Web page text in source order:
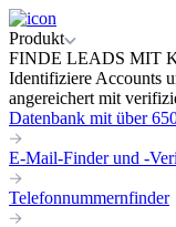
Produkt
FINDE LEADS MIT
Identifiziere Accounts
angereichert mit
Datenbank mit über
E-Mail-Finder und -
Telefonnummernfinder